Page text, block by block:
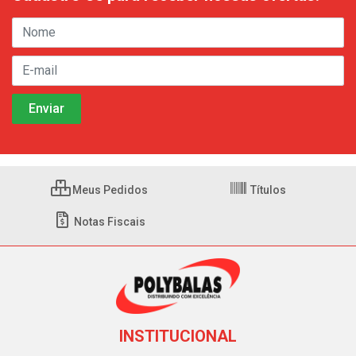
Meus Pedidos Títulos
Notas Fiscais
INSTITUCIONAL